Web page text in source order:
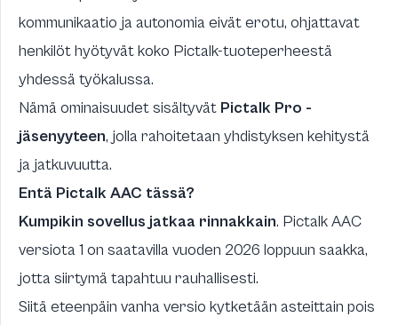
kommunikaatio ja autonomia eivät erotu, ohjattavat
henkilöt hyötyvät koko Pictalk-tuoteperheestä
yhdessä työkalussa.
Nämä ominaisuudet sisältyvät Pictalk Pro -
jäsenyyteen, jolla rahoitetaan yhdistyksen kehitystä
ja jatkuvuutta.
Entä Pictalk AAC tässä?
Kumpikin sovellus jatkaa rinnakkain. Pictalk AAC
versiota 1 on saatavilla vuoden 2026 loppuun saakka,
jotta siirtymä tapahtuu rauhallisesti.
Siitä eteenpäin vanha versio kytketään asteittain pois